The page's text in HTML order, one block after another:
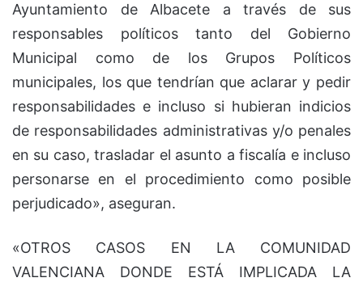
Ayuntamiento de Albacete a través de sus
responsables políticos tanto del Gobierno
Municipal como de los Grupos Políticos
municipales, los que tendrían que aclarar y pedir
responsabilidades e incluso si hubieran indicios
de responsabilidades administrativas y/o penales
en su caso, trasladar el asunto a fiscalía e incluso
personarse en el procedimiento como posible
perjudicado», aseguran.
«OTROS CASOS EN LA COMUNIDAD
VALENCIANA DONDE ESTÁ IMPLICADA LA